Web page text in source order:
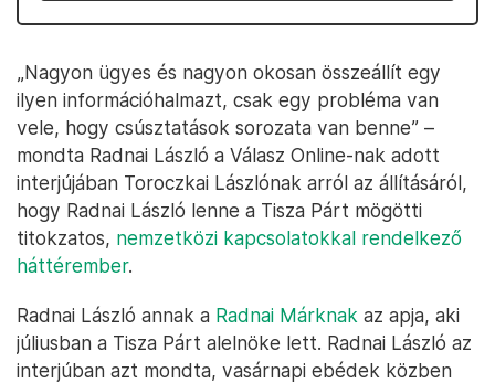
„Nagyon ügyes és nagyon okosan összeállít egy
ilyen információhalmazt, csak egy probléma van
vele, hogy csúsztatások sorozata van benne” –
mondta Radnai László a Válasz Online-nak adott
interjújában Toroczkai Lászlónak arról az állításáról,
hogy Radnai László lenne a Tisza Párt mögötti
titokzatos, nemzetközi kapcsolatokkal rendelkező
háttérember.
Radnai László annak a Radnai Márknak az apja, aki
júliusban a Tisza Párt alelnöke lett. Radnai László az
interjúban azt mondta, vasárnapi ebédek közben